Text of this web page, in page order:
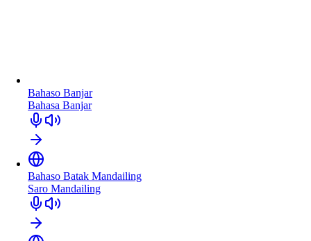
Bahaso Banjar
Bahasa Banjar
Bahaso Batak Mandailing
Saro Mandailing